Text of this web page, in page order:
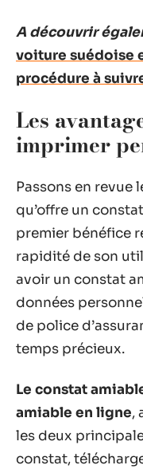
A découvrir
voiture suédoise
procédure à
Les
imprimer
Passons en revue
qu’offre un
premier bénéfice
rapidité de son
avoir un constat
données
de police
temps précieux.
Le constat
amiable en ligne,
les deux
constat,